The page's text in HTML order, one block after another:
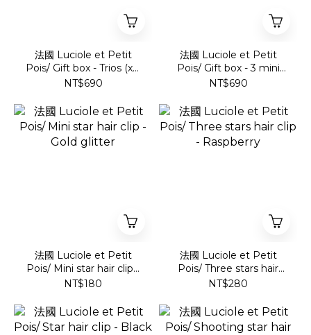
法國 Luciole et Petit
Pois/ Gift box - Trios (x3)
- Beach umbrellas &
NT$690
法國 Luciole et Petit
Pois/ Gift box - 3 mini
clips - Ladybug
NT$690
法國 Luciole et Petit
Pois/ Mini star hair clip -
Gold glitter
NT$180
法國 Luciole et Petit
Pois/ Three stars hair
clip - Raspberry
NT$280